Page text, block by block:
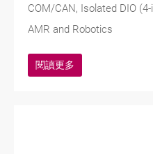
COM/CAN, Isolated DIO
AMR and Robotics
閱讀更多